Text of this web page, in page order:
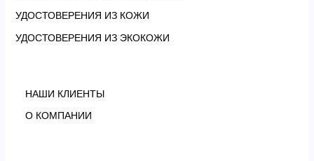
УДОСТОВЕРЕНИЯ ИЗ КОЖИ
УДОСТОВЕРЕНИЯ ИЗ ЭКОКОЖИ
НАШИ КЛИЕНТЫ
О КОМПАНИИ